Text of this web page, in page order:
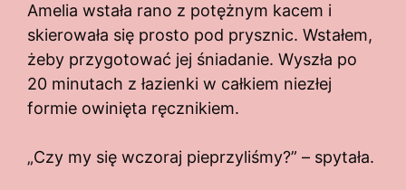
Amelia wstała rano z potężnym kacem i
skierowała się prosto pod prysznic. Wstałem,
żeby przygotować jej śniadanie. Wyszła po
20 minutach z łazienki w całkiem niezłej
formie owinięta ręcznikiem.
„Czy my się wczoraj pieprzyliśmy?” – spytała.